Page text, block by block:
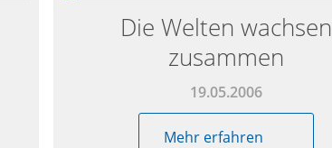
Die Welten wachsen
zusammen
19.05.2006
Mehr erfahren